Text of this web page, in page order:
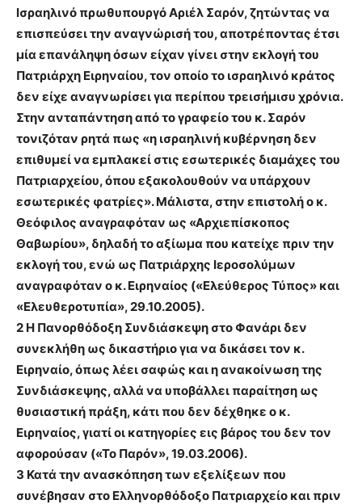
Ισραηλινό πρωθυπουργό Αριέλ Σαρόν, ζητώντας να
επισπεύσει την αναγνώρισή του, αποτρέποντας έτσι
μία επανάληψη όσων είχαν γίνει στην εκλογή του
Πατριάρχη Ειρηναίου, τον οποίο το ισραηλινό κράτος
δεν είχε αναγνωρίσει για περίπου τρεισήμισυ χρόνια.
Στην ανταπάντηση από το γραφείο του κ. Σαρόν
τονιζόταν ρητά πως «η ισραηλινή κυβέρνηση δεν
επιθυμεί να εμπλακεί στις εσωτερικές διαμάχες του
Πατριαρχείου, όπου εξακολουθούν να υπάρχουν
εσωτερικές φατρίες». Μάλιστα, στην επιστολή ο κ.
Θεόφιλος αναγραφόταν ως «Αρχιεπίσκοπος
Θαβωρίου», δηλαδή το αξίωμα που κατείχε πριν την
εκλογή του, ενώ ως Πατριάρχης Ιεροσολύμων
αναγραφόταν ο κ. Ειρηναίος («Ελεύθερος Τύπος» και
«Ελευθεροτυπία», 29.10.2005).
2 Η Πανορθόδοξη Συνδιάσκεψη στο Φανάρι δεν
συνεκλήθη ως δικαστήριο για να δικάσει τον κ.
Ειρηναίο, όπως λέει σαφώς και η ανακοίνωση της
Συνδιάσκεψης, αλλά να υποβάλλει παραίτηση ως
θυσιαστική πράξη, κάτι που δεν δέχθηκε ο κ.
Ειρηναίος, γιατί οι κατηγορίες εις βάρος του δεν τον
αφορούσαν («Το Παρόν», 19.03.2006).
3 Κατά την ανασκόπηση των εξελίξεων που
συνέβησαν στο Ελληνορθόδοξο Πατριαρχείο και πριν